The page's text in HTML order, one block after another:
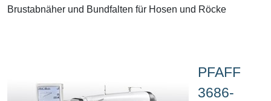
Brustabnäher und Bundfalten für Hosen und Röcke
PFAFF
3686-